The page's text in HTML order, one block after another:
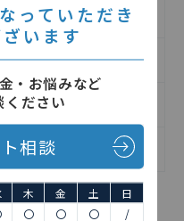
っていただき
います
・お悩みなど
ください
相談
木 金 土
日
〇 〇 〇
/